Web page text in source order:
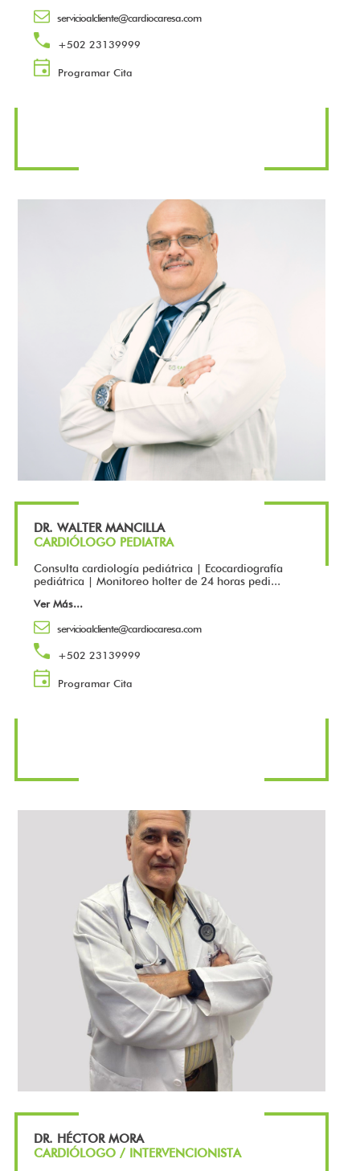
servicioalcliente@cardiocaresa.com
+502 23139999
Programar Cita
DR. WALTER MANCILLA
CARDIÓLOGO PEDIATRA
Consulta cardiología pediátrica | Ecocardiografía
pediátrica | Monitoreo holter de 24 horas pedi...
Ver Más...
servicioalcliente@cardiocaresa.com
+502 23139999
Programar Cita
DR. HÉCTOR MORA
CARDIÓLOGO / INTERVENCIONISTA